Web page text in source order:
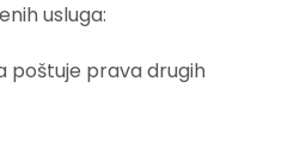
usluga:
poštuje prava drugih